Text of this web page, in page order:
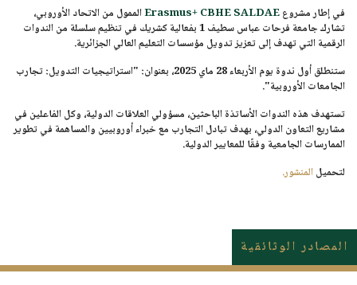
في إطار مشروع الممول منالاتحاد الأوروبي،
تشاركجامعة فرحات عباس سطيف 1
بفعالية كشريك في تنظيم سلسلة من الندوات
الرقمية التي تهدف إلى تعزيز تدويل مؤسسات التعليم العالي الجزائرية.
ستنطلق أول ندوة يومالأربعاء 28 ماي 2025 ، بعنوان: "استراتيجيات التدويل: تجارب
الجامعات الأوروبية".
تستهدف هذه الندوات الأساتذة الباحثين، مسؤولي العلاقات الدولية، وكل الفاعلين في
مشاريع التعاون الدولي، بهدف تبادل التجارب مع خبراء أوروبيين والمساهمة في تطوير
الممارسات الجامعية وفقًا للمعايير الدولية.
لتحميلالمنشور.
المصادر الوثائقية